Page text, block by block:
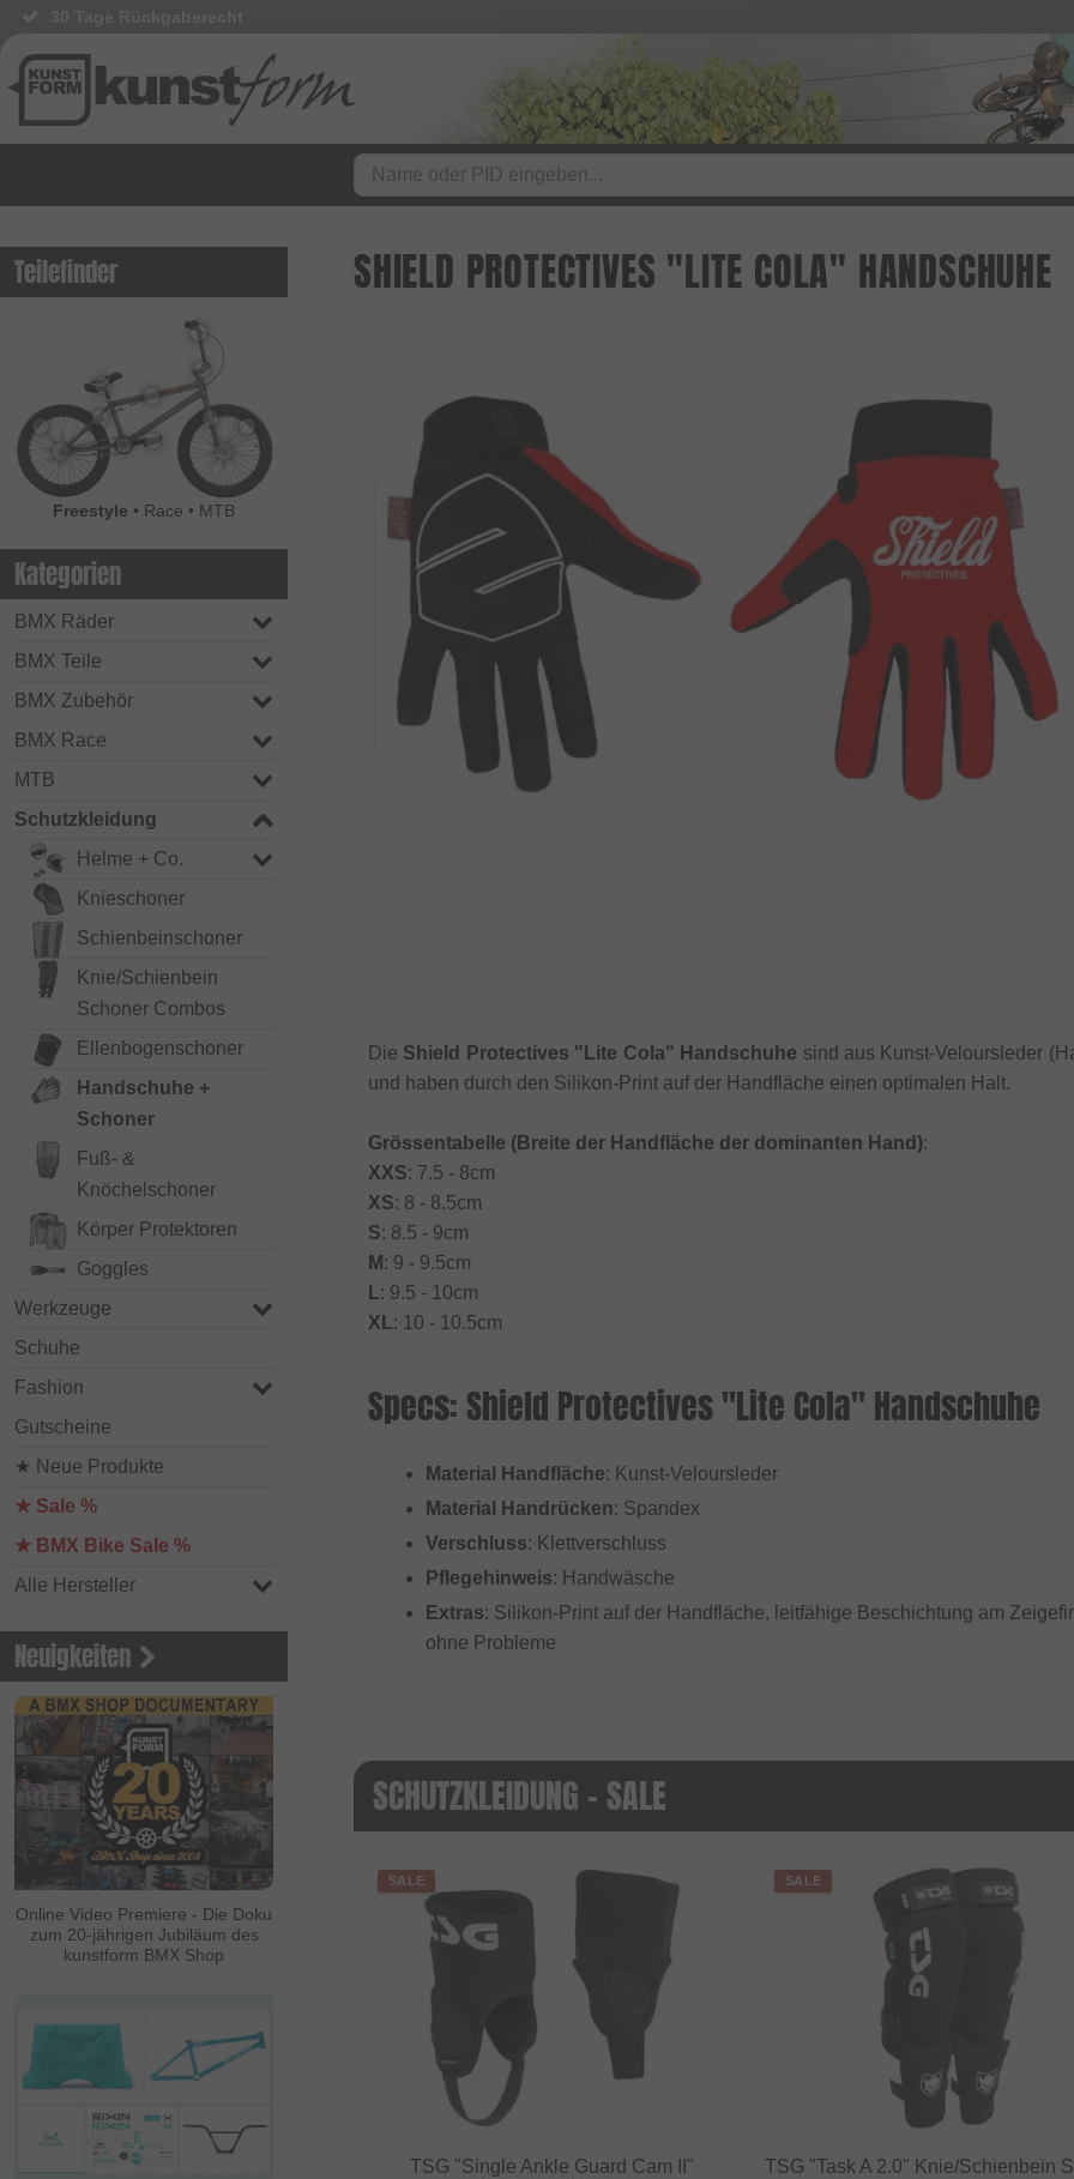
Teilefinder
Freestyle • Race • MTB
Kategorien
BMX Räder
BMX Teile
BMX Zubehör
BMX Race
MTB
Schutzkleidung
Helme + Co.
Knieschoner
Schienbeinschoner
Knie/Schienbein
Schoner Combos
Ellenbogenschoner
Handschuhe +
Schoner
Fuß- &
Knöchelschoner
Körper Protektoren
Goggles
Werkzeuge
Schuhe
Fashion
Gutscheine
★ Neue Produkte
★ Sale %
★ BMX Bike Sale %
Alle Hersteller
Neuigkeiten
Online Video Premiere - Die Doku
zum 20-jährigen Jubiläum des
kunstform BMX Shop
SHIELD PROTECTIVES "LITE COLA" HANDSCHUHE
Die Shield Protectives "Lite Cola" Handschuhe sind aus Kunst-Veloursleder
und haben durch den Silikon-Print auf der Handfläche einen optimalen Halt.
Grössentabelle (Breite der Handfläche der dominanten Hand):
XXS: 7.5 - 8cm
XS: 8 - 8.5cm
S: 8.5 - 9cm
M : 9 - 9.5cm
L: 9.5 - 10cm
XL: 10 - 10.5cm
Specs: Shield Protectives "Lite Cola" Handschuhe
Material Handfläche: Kunst-Veloursleder
Material Handrücken: Spandex
Verschluss: Klettverschluss
Pflegehinweis: Handwäsche
Extras: Silikon-Print auf der Handfläche, leitfähige Beschichtung am
ohne Probleme
SCHUTZKLEIDUNG - SALE
SALE
TSG "Single Ankle Guard Cam II"
SALE
TSG "Task A 2.0" Knie/Schienbein